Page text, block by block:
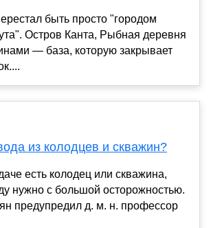
быть просто "городом
Остров Канта, Рыбная деревня
— база, которую закрывает
из колодцев и скважин?
есть колодец или скважина,
нужно с большой осторожностью.
предупредил д. м. н. профессор